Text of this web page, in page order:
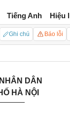
Tiếng Anh Hiệu
Ghi chú Báo lỗi
DÂN
HÀ NỘI